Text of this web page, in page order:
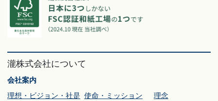
瀧株式会社について
会社案内
理想・ビジョン・社是 使命・ミッション
理念